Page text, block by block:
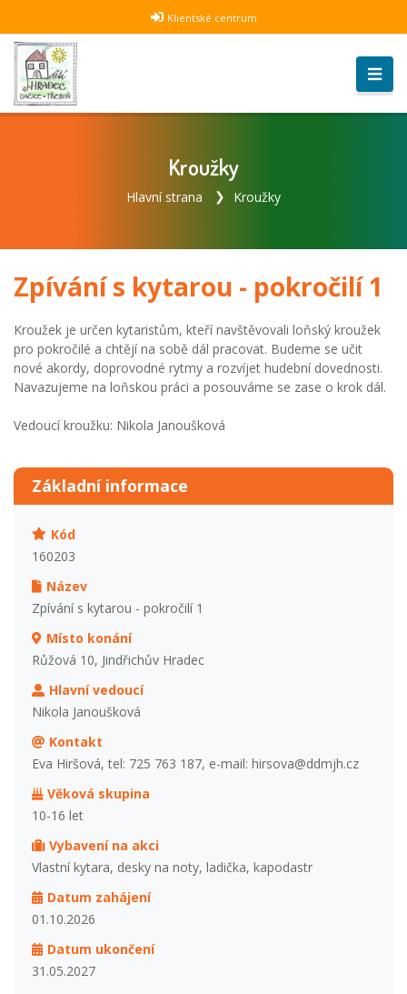
Klientské centrum
Kroužky
Hlavní strana Kroužky
Zpívání s kytarou - pokročilí 1
Kroužek je určen kytaristům, kteří navštěvovali loňský kroužek
pro pokročilé a chtějí na sobě dál pracovat. Budeme se učit
nové akordy, doprovodné rytmy a rozvíjet hudební dovednosti.
Navazujeme na loňskou práci a posouváme se zase o krok dál.
Vedoucí kroužku: Nikola Janoušková
Základní informace
Kód
160203
Název
Zpívání s kytarou - pokročilí 1
Místo konání
Růžová 10, Jindřichův Hradec
Hlavní vedoucí
Nikola Janoušková
Kontakt
Eva Hiršová, tel: 725 763 187, e-mail: hirsova@ddmjh.cz
Věková skupina
10-16 let
Vybavení na akci
Vlastní kytara, desky na noty, ladička, kapodastr
Datum zahájení
01.10.2026
Datum ukončení
31.05.2027